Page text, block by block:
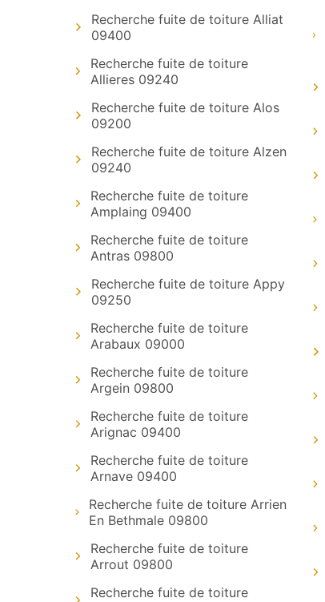
Recherche fuite de toiture Alliat
09400
Recherche fuite de toiture
Allieres 09240
Recherche fuite de toiture Alos
09200
Recherche fuite de toiture Alzen
09240
Recherche fuite de toiture
Amplaing 09400
Recherche fuite de toiture
Antras 09800
Recherche fuite de toiture Appy
09250
Recherche fuite de toiture
Arabaux 09000
Recherche fuite de toiture
Argein 09800
Recherche fuite de toiture
Arignac 09400
Recherche fuite de toiture
Arnave 09400
Recherche fuite de toiture Arrien
En Bethmale 09800
Recherche fuite de toiture
Arrout 09800
Recherche fuite de toiture